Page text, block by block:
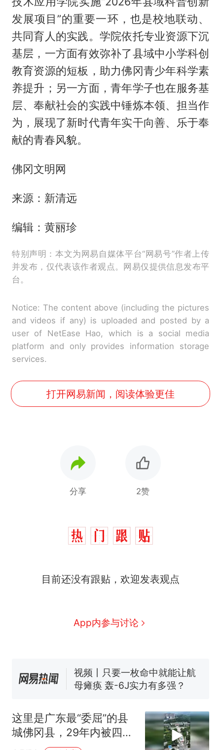
发展项目”的重要一环，也是校地联动、
共同育人的实践。学院依托专业资源下沉
基层，一方面有效弥补了县域中小学科创
教育资源的短板，助力佛冈青少年科学素
养提升；另一方面，青年学子也在服务基
层、奉献社会的实践中锤炼本领、担当作
为，展现了新时代青年实干向善、乐于奉
献的青春风貌。
佛冈文明网
来源：新清远
编辑：黄丽珍
特别声明：本文为网易自媒体平台“网易号”作者上传
并发布，仅代表该作者观点。网易仅提供信息发布平
台。
Notice: The content above (including the pictures
and videos if any) is uploaded and posted by a
user of NetEase Hao, which is a social media
platform and only provides information storage
services.
打开网易新闻，阅读体验更佳
分享 2赞
目前还没有跟贴，欢迎发表观点
App内参与讨论
新 全球唯一没有法定首都的国
了……
视频丨只要一枚命中就能让航
母瘫痪 轰-6J实力有多强？
电力部门回应
佛山一中学招聘物理教师，笔
试前13名均遭淘汰？教育局：
这里是广东最“委屈”的县
城佛冈县，29年内被四个
城市接管过